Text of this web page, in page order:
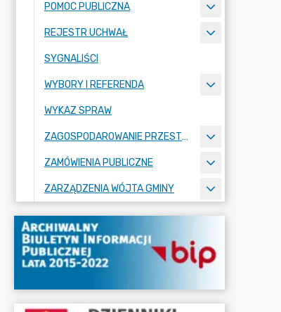
POMOC PUBLICZNA
REJESTR UCHWAŁ
SYGNALIŚCI
WYBORY I REFERENDA
WYKAZ SPRAW
ZAGOSPODAROWANIE PRZESTRZENNE
ZAMÓWIENIA PUBLICZNE
ZARZĄDZENIA WÓJTA GMINY